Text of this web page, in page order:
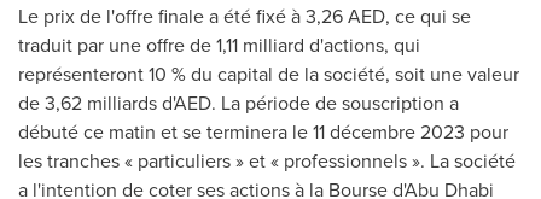
Le prix de l'offre finale a été fixé à 3,26 AED, ce qui se
traduit par une offre de 1,11 milliard d'actions, qui
représenteront 10 % du capital de la société, soit une valeur
de 3,62 milliards d'AED. La période de souscription a
débuté ce matin et se terminera le 11 décembre 2023 pour
les tranches « particuliers » et « professionnels ». La société
a l'intention de coter ses actions à la Bourse d'Abu Dhabi